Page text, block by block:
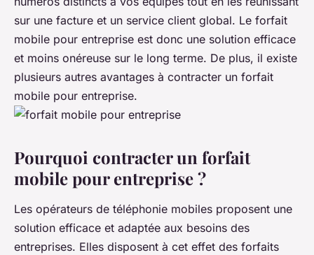
sur une facture et un service client global. Le forfait
mobile pour entreprise est donc une solution efficace
et moins onéreuse sur le long terme. De plus, il existe
plusieurs autres avantages à contracter un forfait
mobile pour entreprise.
Pourquoi contracter un forfait
mobile pour entreprise ?
Les opérateurs de téléphonie mobiles proposent une
solution efficace et adaptée aux besoins des
entreprises. Elles disposent à cet effet des forfaits